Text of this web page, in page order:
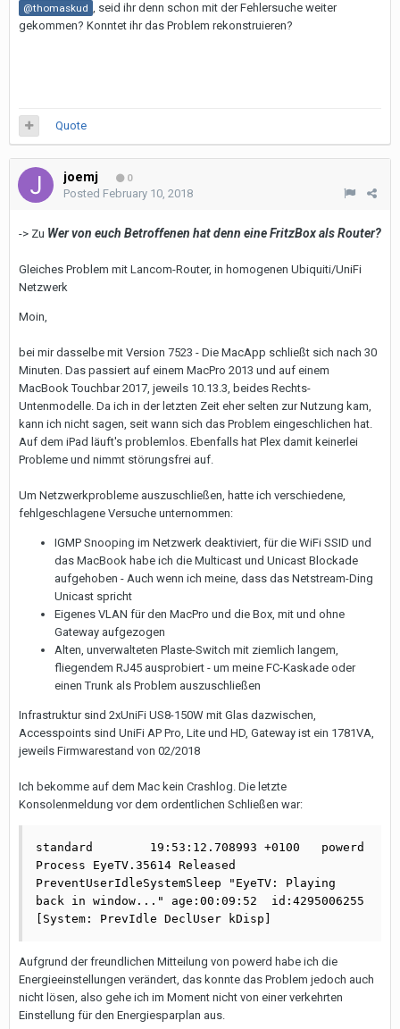
@thomaskud , seid ihr denn schon mit der Fehlersuche weiter
gekommen? Konntet ihr das Problem rekonstruieren?
Quote
joemj 0
Posted February 10, 2018
-> Zu Wer von euch Betroffenen hat denn eine FritzBox als Router?
Gleiches Problem mit Lancom-Router, in homogenen Ubiquiti/UniFi
Netzwerk
Moin,
bei mir dasselbe mit Version 7523 - Die MacApp schließt sich nach 30
Minuten. Das passiert auf einem MacPro 2013 und auf einem
MacBook Touchbar 2017, jeweils 10.13.3, beides Rechts-
Untenmodelle. Da ich in der letzten Zeit eher selten zur Nutzung kam,
kann ich nicht sagen, seit wann sich das Problem eingeschlichen hat.
Auf dem iPad läuft's problemlos. Ebenfalls hat Plex damit keinerlei
Probleme und nimmt störungsfrei auf.
Um Netzwerkprobleme auszuschließen, hatte ich verschiedene,
fehlgeschlagene Versuche unternommen:
IGMP Snooping im Netzwerk deaktiviert, für die WiFi SSID und
das MacBook habe ich die Multicast und Unicast Blockade
aufgehoben - Auch wenn ich meine, dass das Netstream-Ding
Unicast spricht
Eigenes VLAN für den MacPro und die Box, mit und ohne
Gateway aufgezogen
Alten, unverwalteten Plaste-Switch mit ziemlich langem,
fliegendem RJ45 ausprobiert - um meine FC-Kaskade oder
einen Trunk als Problem auszuschließen
Infrastruktur sind 2xUniFi US8-150W mit Glas dazwischen,
Accesspoints sind UniFi AP Pro, Lite und HD, Gateway ist ein 1781VA,
jeweils Firmwarestand von 02/2018
Ich bekomme auf dem Mac kein Crashlog. Die letzte
Konsolenmeldung vor dem ordentlichen Schließen war:
standard	19:53:12.708993 +0100	powerd
Process EyeTV.35614 Released
PreventUserIdleSystemSleep "EyeTV: Playing
back in window..." age:00:09:52  id:4295006255
[System: PrevIdle DeclUser kDisp]
Aufgrund der freundlichen Mitteilung von powerd habe ich die
Energieeinstellungen verändert, das konnte das Problem jedoch auch
nicht lösen, also gehe ich im Moment nicht von einer verkehrten
Einstellung für den Energiesparplan aus.